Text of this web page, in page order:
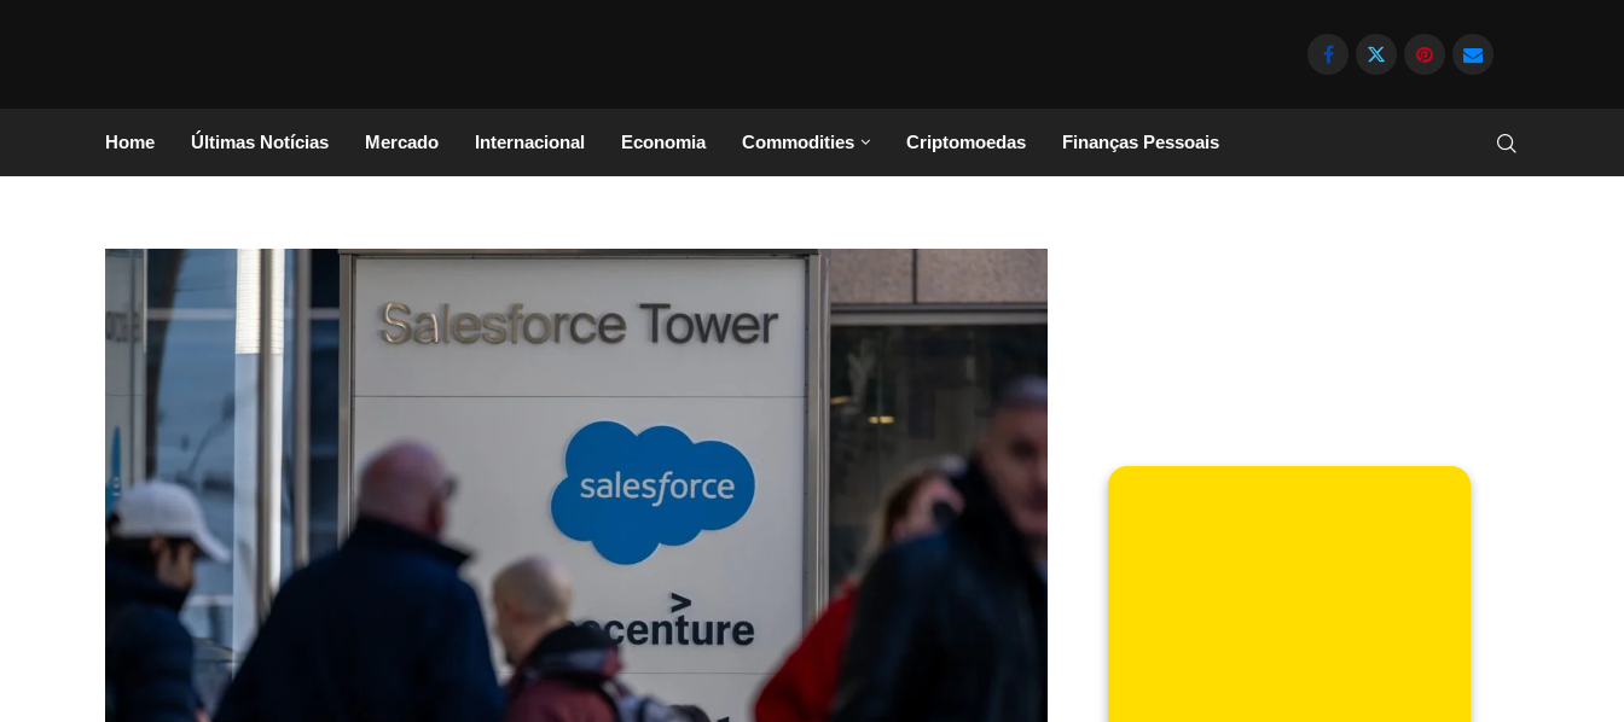
Home Últimas Notícias Mercado Internacional Economia Commodities Criptomoedas Finanças Pessoais